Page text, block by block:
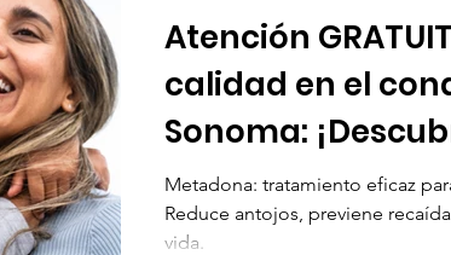
Atención
calidad en el
Sonoma:
elegible hoy
Metadona: tratamiento eficaz
Reduce antojos, previene
vida.